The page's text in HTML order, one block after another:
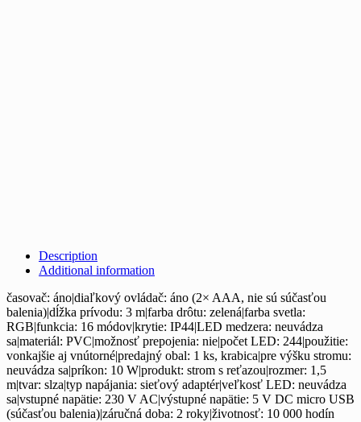
Description
Additional information
časovač: áno|diaľkový ovládač: áno (2× AAA, nie sú súčasťou
balenia)|dĺžka prívodu: 3 m|farba drôtu: zelená|farba svetla:
RGB|funkcia: 16 módov|krytie: IP44|LED medzera: neuvádza
sa|materiál: PVC|možnosť prepojenia: nie|počet LED: 244|použitie:
vonkajšie aj vnútorné|predajný obal: 1 ks, krabica|pre výšku stromu:
neuvádza sa|príkon: 10 W|produkt: strom s reťazou|rozmer: 1,5
m|tvar: slza|typ napájania: sieťový adaptér|veľkosť LED: neuvádza
sa|vstupné napätie: 230 V AC|výstupné napätie: 5 V DC micro USB
(súčasťou balenia)|záručná doba: 2 roky|životnosť: 10 000 hodín